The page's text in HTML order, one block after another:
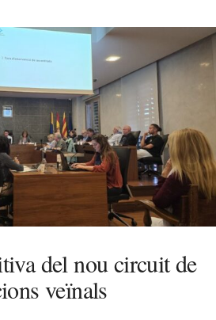
del nou circuit de
veïnals